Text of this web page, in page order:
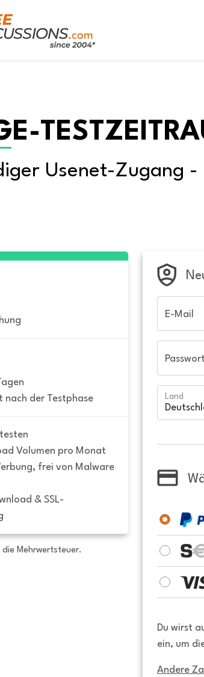
Usenet-Zugang -
nach der Testphase
Volumen pro Monat
frei von Malware
& SSL-
Mehrwertsteuer.
E-Mail
Passwort
Land
Du wirst
ein, um
Andere